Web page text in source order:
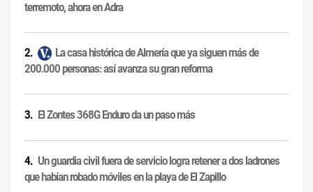
terremoto, ahora en Adra
La casa histórica de Almería que ya siguen más de
200.000 personas: así avanza su gran reforma
El Zontes 368G Enduro da un paso más
Un guardia civil fuera de servicio logra retener a dos ladrones
que habían robado móviles en la playa de El Zapillo